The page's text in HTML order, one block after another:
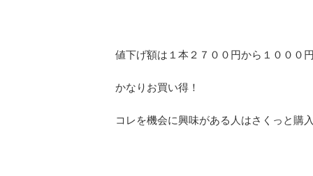
値下げ額は１本２７００円から１０００
かなりお買い得！
コレを機会に興味がある人はさくっと購